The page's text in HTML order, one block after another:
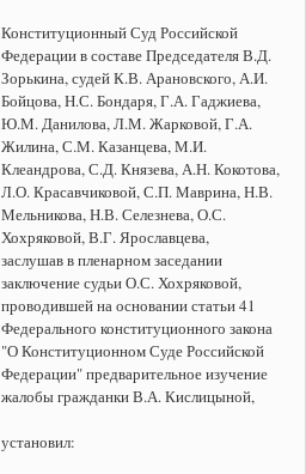
Конституционный Суд Российской
Федерации в составе Председателя В.Д.
Зорькина, судей К.В. Арановского, А.И.
Бойцова, Н.С. Бондаря, Г.А. Гаджиева,
Ю.М. Данилова, Л.М. Жарковой, Г.А.
Жилина, С.М. Казанцева, М.И.
Клеандрова, С.Д. Князева, А.Н. Кокотова,
Л.О. Красавчиковой, С.П. Маврина, Н.В.
Мельникова, Н.В. Селезнева, О.С.
Хохряковой, В.Г. Ярославцева,
заслушав в пленарном заседании
заключение судьи О.С. Хохряковой,
проводившей на основании статьи 41
Федерального конституционного закона
"О Конституционном Суде Российской
Федерации" предварительное изучение
жалобы гражданки В.А. Кислицыной,
установил: